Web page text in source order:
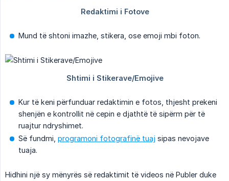
Mund të shtoni imazhe, stikera, ose emoji mbi foton.
Kur të keni përfunduar redaktimin e fotos, thjesht prekeni
shenjën e kontrollit në cepin e djathtë të sipërm për të
ruajtur ndryshimet.
Së fundmi, programoni fotografinë tuaj sipas nevojave
tuaja.
Hidhini një sy mënyrës së redaktimit të videos në Publer duke